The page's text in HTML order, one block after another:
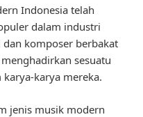
Indonesia telah
dalam industri
komposer berbakat
sesuatu
karya mereka.
jenis musik modern